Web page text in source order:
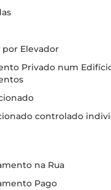
por Elevador
Privado num
controlado
na Rua
Pago